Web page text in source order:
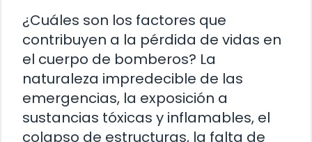
¿Cuáles son los factores que
contribuyen a la pérdida de vidas en
el cuerpo de bomberos? La
naturaleza impredecible de las
emergencias, la exposición a
sustancias tóxicas y inflamables, el
colapso de estructuras, la falta de